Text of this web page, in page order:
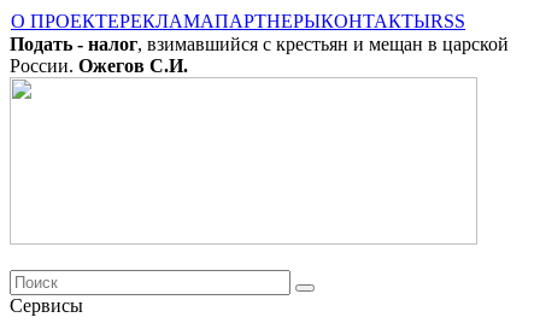
О ПРОЕКТЕРЕКЛАМАПАРТНЕРЫКОНТАКТЫRSS
Подать - налог, взимавшийся с крестьян и мещан в царской
России. Ожегов С.И.
Сервисы